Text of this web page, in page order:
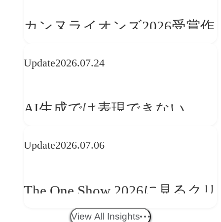
カンヌライオンズ2026受賞作
──「優れたブランド体験」
か
Update2026.07.24
AI生成では表現できない
望
Update2026.07.06
The One Show 2026に見るクリ
エイティブトレンド──社会
View All Insights